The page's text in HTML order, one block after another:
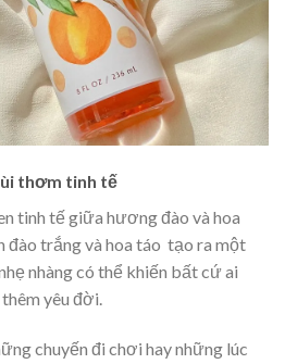
thơm tinh tế
tinh tế giữa hương đào và hoa
đào trắng và hoa táo tạo ra một
nhàng có thể khiến bất cứ ai
yêu đời.
chuyến đi chơi hay những lúc